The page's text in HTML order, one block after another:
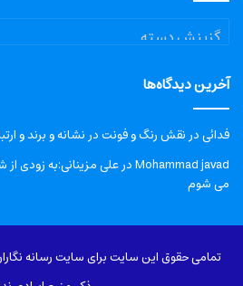
دسترسی
آسان
محتوا
آخرین دیدگاه‌ها
فدائیدرنقش رنگ و فونت در نشانه و برند و
Mohammad javadدرعلی مزینانی:به زودی
می شوم
تمامی حقوق این سایت برای سایت رسانه